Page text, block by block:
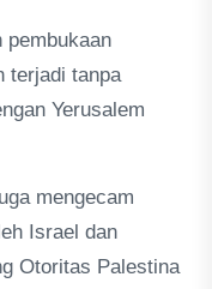
pembukaan
terjadi tanpa
Yerusalem
mengecam
Israel dan
Otoritas Palestina